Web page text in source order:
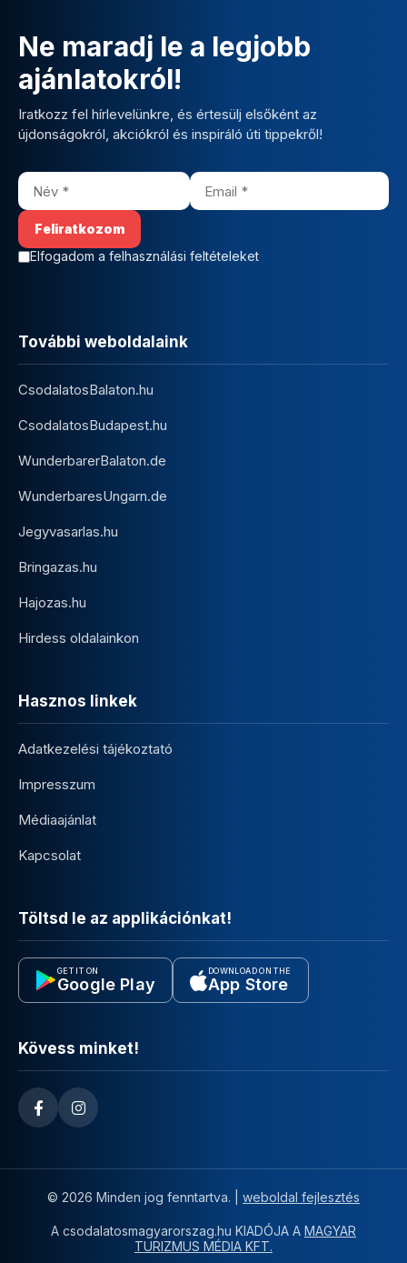
Ne maradj le a legjobb
ajánlatokról!
Iratkozz fel hírlevelünkre, és értesülj elsőként az
újdonságokról, akciókról és inspiráló úti tippekről!
Elfogadom a felhasználási feltételeket
További weboldalaink
CsodalatosBalaton.hu
CsodalatosBudapest.hu
WunderbarerBalaton.de
WunderbaresUngarn.de
Jegyvasarlas.hu
Bringazas.hu
Hajozas.hu
Hirdess oldalainkon
Hasznos linkek
Adatkezelési tájékoztató
Impresszum
Médiaajánlat
Kapcsolat
Töltsd le az applikációnkat!
GET IT ON
Google Play
DOWNLOAD ON THE
App Store
Kövess minket!
© 2026 Minden jog fenntartva. | weboldal fejlesztés
A csodalatosmagyarorszag.hu KIADÓJA A MAGYAR
TURIZMUS MÉDIA KFT.